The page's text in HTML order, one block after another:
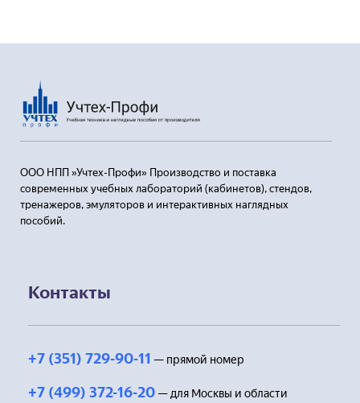
ООО НПП »Учтех-Профи» Производство и поставка
современных учебных лабораторий (кабинетов), стендов,
тренажеров, эмуляторов и интерактивных наглядных
пособий.
Контакты
+7 (351) 729-90-11 — прямой номер
+7 (499) 372-16-20 — для Москвы и области